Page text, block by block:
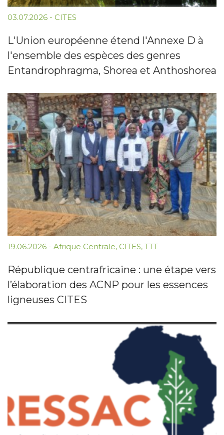
03.07.2026 - CITES
L'Union européenne étend l'Annexe D à
l'ensemble des espèces des genres
Entandrophragma, Shorea et Anthoshorea
19.06.2026 - Afrique Centrale, CITES, TTT
République centrafricaine : une étape vers
l’élaboration des ACNP pour les essences
ligneuses CITES